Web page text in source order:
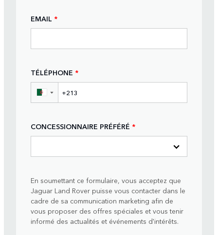
EMAIL *
TÉLÉPHONE *
▼
CONCESSIONNAIRE PRÉFÉRÉ *
En soumettant ce formulaire, vous acceptez que
Jaguar Land Rover puisse vous contacter dans le
cadre de sa communication marketing afin de
vous proposer des offres spéciales et vous tenir
informé des actualités et événements d'intérêts.